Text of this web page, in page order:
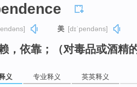
美 [dɪˈpendəns]
，依靠；（对毒品或酒精
义 专业释义 英英释义